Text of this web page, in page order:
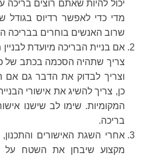
יכול להיות שאתם רוצים
מדי כדי לאפשר רדיוס בגודל
שרוב האנשים בוחרים בבריכה
אם בניית הבריכה מיועדת
צריך שתהיה הסכמה בכתב של
וצריך לבדוק את הדבר גם אם
כן, צריך להשיג את אישורי
המקומיות. שימו לב שישנו
בריכה.
אחרי השגת האישורים
מקצוע שיבחן את השטח על